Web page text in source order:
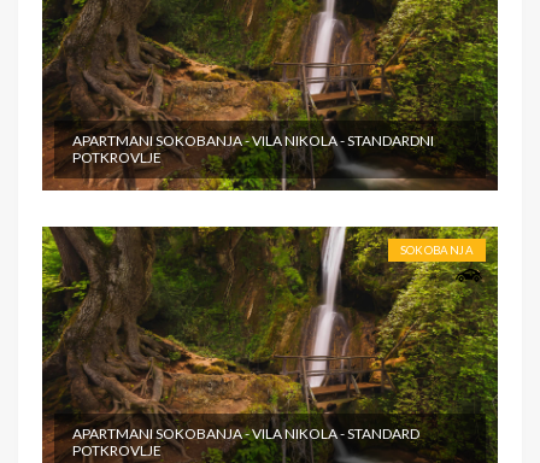
APARTMANI SOKOBANJA - VILA NIKOLA - STANDARDNI
POTKROVLJE
SOKOBANJA
APARTMANI SOKOBANJA - VILA NIKOLA - STANDARD
POTKROVLJE